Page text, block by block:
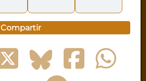
Compartir